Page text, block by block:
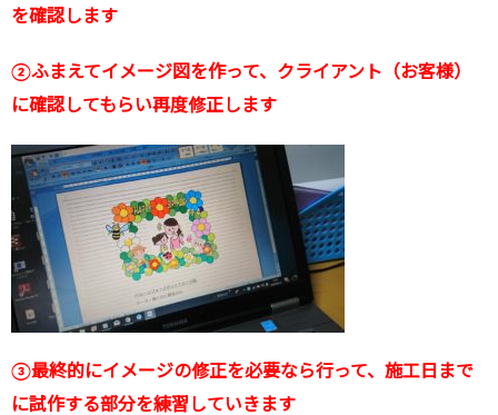
を確認します
②ふまえてイメージ図を作って、クライアント（お客様）
に確認してもらい再度修正します
③最終的にイメージの修正を必要なら行って、施工日まで
に試作する部分を練習していきます